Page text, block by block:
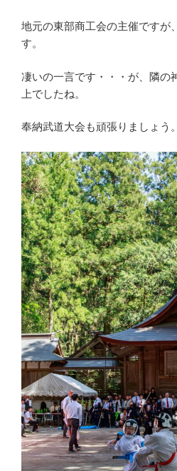
地元の東部商工会の主催ですが
す。
凄いの一言です・・・が、隣の
上でしたね。
奉納武道大会も頑張りましょう。